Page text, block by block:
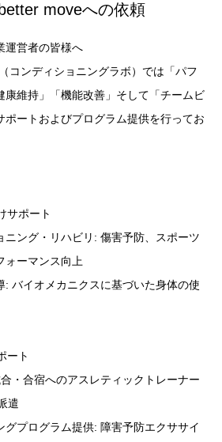
moveへの依頼
運営者の皆様へ
コンディショニングラボ）では「パフ
康維持」「機能改善」そして「チームビ
ポートおよびプログラム提供を行ってお
サポート
ニング・リハビリ: 傷害予防、スポーツ
ォーマンス向上
: バイオメカニクスに基づいた身体の使
ート
・合宿へのアスレティックトレーナー
遣
グプログラム提供: 障害予防エクササイ